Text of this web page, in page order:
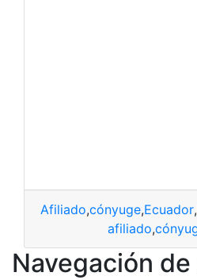
Afiliado,cónyuge,Ecuador,
afiliado,
Navegación